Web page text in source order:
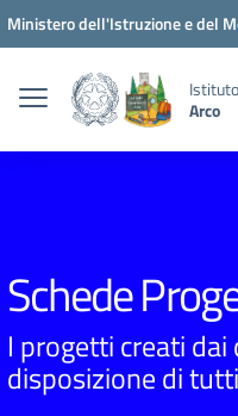
Vai ai contenuti
Vai al menu di navigazione
Vai al footer
Ministero dell'Istruzione e del
Arco
Schede
I progetti creati
disposizione di